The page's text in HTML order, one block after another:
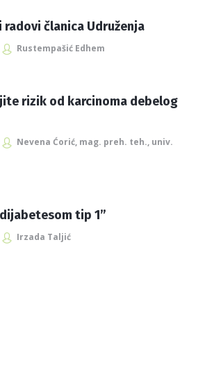
radovi članica Udruženja
Rustempašić Edhem
rizik od karcinoma debelog
Nevena Ćorić, mag. preh. teh., univ.
tip 1”
Irzada Taljić